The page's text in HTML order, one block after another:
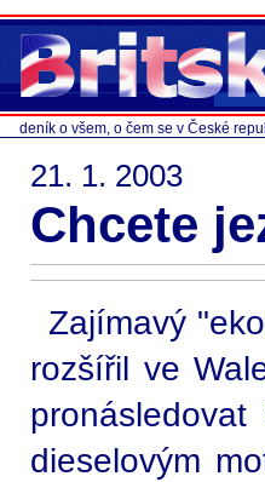
deník o všem, o čem se v České
21. 1. 2003
Chcete
Zajímavý
rozšířil ve
dieselovým